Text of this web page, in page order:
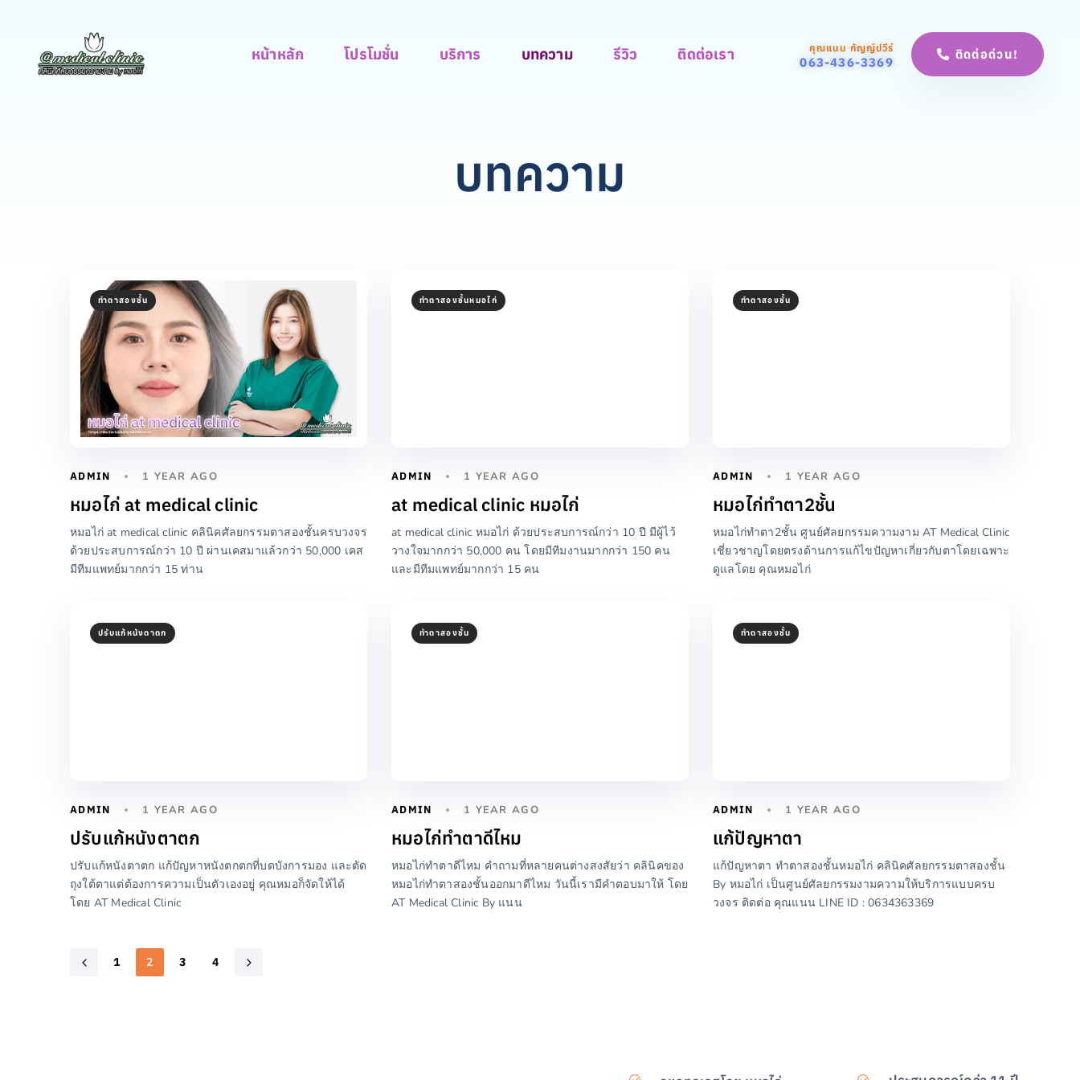
หน้าหลัก โปรโมชั่น บริการ บทความ รีวิว ติดต่อเรา คุณแนน กัญญ์ปวีร์
063-436-3369
ติดต่อด่วน!
บทความ
ทำตาสองชั้น
ADMIN 1 YEAR AGO
หมอไก่ at medical clinic
หมอไก่ at medical clinic คลินิคศัลยกรรมตาสองชั้นครบวงจร
ด้วยประสบการณ์กว่า 10 ปี ผ่านเคสมาแล้วกว่า 50,000 เคส
มีทีมแพทย์มากกว่า 15 ท่าน
ทำตาสองชั้นหมอไก่
ADMIN 1 YEAR AGO
at medical clinic หมอไก่
at medical clinic หมอไก่ ด้วยประสบการณ์กว่า 10 ปี มีผู้ไว้
วางใจมากกว่า 50,000 คน โดยมีทีมงานมากกว่า 150 คน
และมีทีมแพทย์มากกว่า 15 คน
ทำตาสองชั้น
ADMIN 1 YEAR AGO
หมอไก่ทำตา2ชั้น
หมอไก่ทำตา2ชั้น ศูนย์ศัลยกรรมความงาม AT Medical Clinic
เชี่ยวชาญโดยตรงด้านการแก้ไขปัญหาเกี่ยวกับตาโดยเฉพาะ
ดูแลโดย คุณหมอไก่
ปรับแก้หนังตาตก
ADMIN 1 YEAR AGO
ปรับแก้หนังตาตก
ปรับแก้หนังตาตก แก้ปัญหาหนังตกตกที่บดบังการมอง และตัด
ถุงใต้ตาแต่ต้องการความเป็นตัวเองอยู่ คุณหมอก็จัดให้ได้
โดย AT Medical Clinic
ทำตาสองชั้น
ADMIN 1 YEAR AGO
หมอไก่ทําตาดีไหม
หมอไก่ทําตาดีไหม คำถามที่หลายคนต่างสงสัยว่า คลินิคของ
หมอไก่ทำตาสองชั้นออกมาดีไหม วันนี้เรามีคำตอบมาให้ โดย
AT Medical Clinic By แนน
ทำตาสองชั้น
ADMIN 1 YEAR AGO
แก้ปัญหาตา
แก้ปัญหาตา ทำตาสองชั้นหมอไก่ คลินิคศัลยกรรมตาสองชั้น
By หมอไก่ เป็นศูนย์ศัลยกรรมงามความให้บริการแบบครบ
วงจร ติดต่อ คุณแนน LINE ID : 0634363369
1 2 3 4